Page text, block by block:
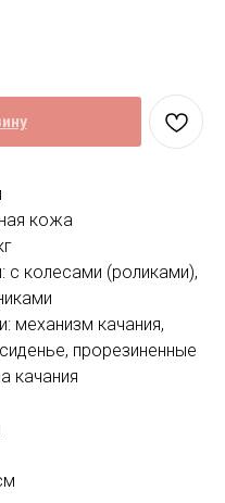
кожа
с колесами (роликами),
механизм качания,
прорезиненные
качания